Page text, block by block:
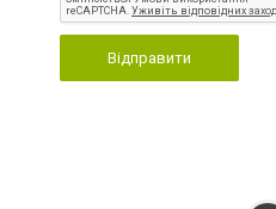
Відправити